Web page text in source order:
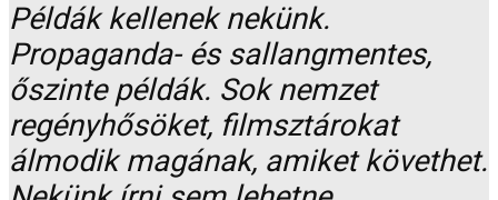
Példák kellenek nekünk.
Propaganda- és sallangmentes,
őszinte példák. Sok nemzet
regényhősöket, filmsztárokat
álmodik magának, amiket követhet.